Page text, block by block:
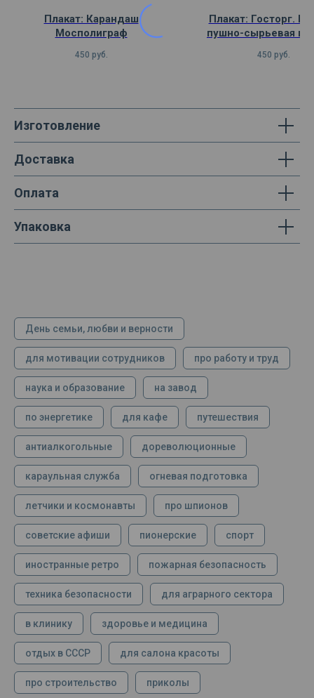
Плакат: Карандаш
Мосполиграф
450 руб.
Плакат: Госторг.
пушно-сырьевая
450 руб.
Изготовление
Доставка
Оплата
Упаковка
День семьи, любви и верности
для мотивации сотрудников про работу и труд
наука и образование на завод
по энергетике для кафе путешествия
антиалкогольные дореволюционные
караульная служба огневая подготовка
летчики и космонавты про шпионов
советские афиши пионерские спорт
иностранные ретро пожарная безопасность
техника безопасности для аграрного сектора
в клинику здоровье и медицина
отдых в СССР для салона красоты
про строительство приколы